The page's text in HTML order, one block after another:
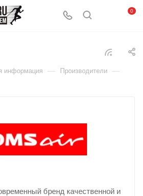
0
информация — Производители —
бренд качественной и